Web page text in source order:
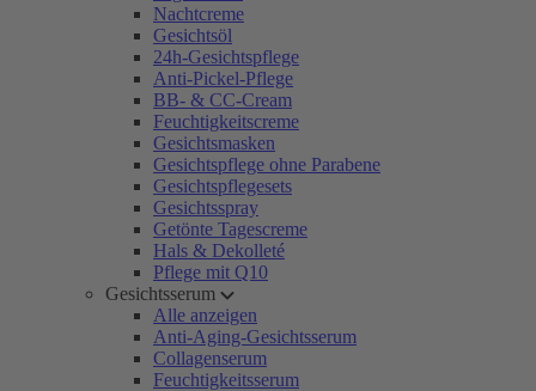
Nachtcreme
Gesichtsöl
24h-Gesichtspflege
Anti-Pickel-Pflege
BB- & CC-Cream
Feuchtigkeitscreme
Gesichtsmasken
Gesichtspflege ohne Parabene
Gesichtspflegesets
Gesichtsspray
Getönte Tagescreme
Hals & Dekolleté
Pflege mit Q10
Gesichtsserum
Alle anzeigen
Anti-Aging-Gesichtsserum
Collagenserum
Feuchtigkeitsserum